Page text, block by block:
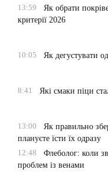
13:59
Як обрати
критерії 2026
10:05
Як дегустувати
8:41
Які смаки піци
13:00
Як правильно
плануєте їсти їх одразу
12:48
Флеболог: коли
проблем із венами